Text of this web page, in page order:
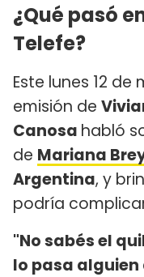
¿Qué pasó
Telefe?
Este lunes 12
emisión de
Canosa habló
de Mariana
Argentina, y
podría
"No sabés el
lo pasa